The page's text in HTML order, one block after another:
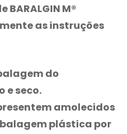
BARALGIN M®
as instruções
do
e seco.
amolecidos
plástica por